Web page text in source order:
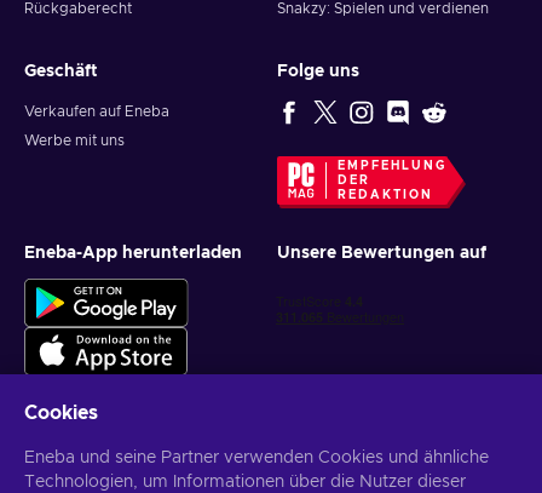
Rückgaberecht
Snakzy: Spielen und verdienen
Geschäft
Verkaufen auf Eneba
Werbe mit uns
Folge uns
EMPFEHLUNG
DER
REDAKTION
Eneba-App herunterladen Unsere Bewertungen auf
Cookies
Eneba und seine Partner verwenden Cookies und ähnliche
Technologien, um Informationen über die Nutzer dieser